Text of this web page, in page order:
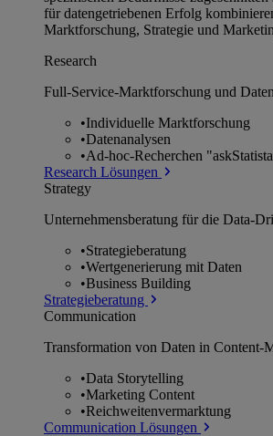
für datengetriebenen Erfolg
Marktforschung, Strategie und
Research
Full-Service-Marktforschung und
•Individuelle Marktforschung
•Datenanalysen
•Ad-hoc-Recherchen
Research Lösungen
Strategy
Unternehmens­beratung für die Data-
•Strategieberatung
•Wertgenerierung mit Daten
•Business Building
Strategieberatung
Communication
Transformation von Daten in Content-
•Data Storytelling
•Marketing Content
•Reichweitenvermarktung
Communication Lösungen